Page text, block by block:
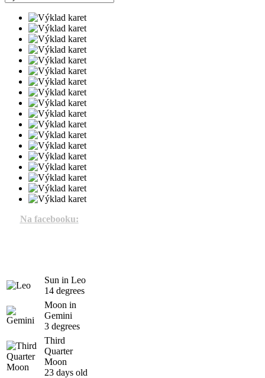
Na facebooku:
Sun in Leo
14 degrees
Moon in
Gemini
3 degrees
Third
Quarter
Moon
23 days old